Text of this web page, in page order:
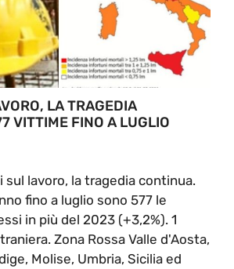
LA TRAGEDIA
VITTIME FINO A LUGLIO
sul lavoro, la tragedia continua.
fino a luglio sono 577 le
in più del 2023 (+3,2%). 1
Zona Rossa Valle d'Aosta,
Molise, Umbria, Sicilia ed